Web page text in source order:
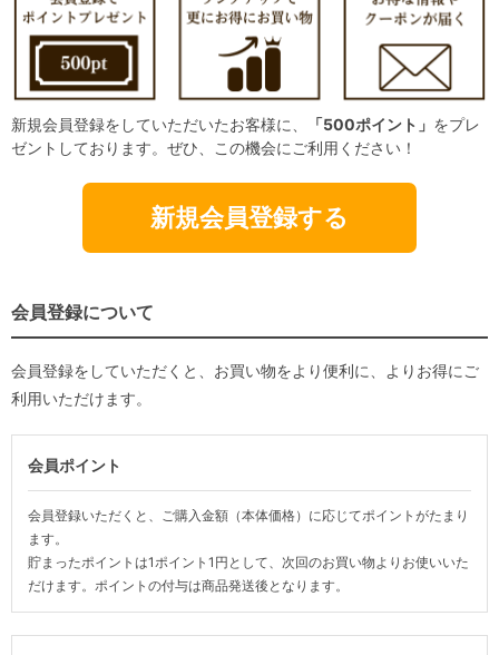
新規会員登録をしていただいたお客様に、 「500ポイント」 をプレ
ゼントしております。ぜひ、この機会にご利用ください！
新規会員登録する
会員登録について
会員登録をしていただくと、お買い物をより便利に、よりお得にご
利用いただけます。
会員ポイント
会員登録いただくと、ご購入金額（本体価格）に応じてポイントがたまり
ます。
貯まったポイントは1ポイント1円として、次回のお買い物よりお使いいた
だけます。ポイントの付与は商品発送後となります。